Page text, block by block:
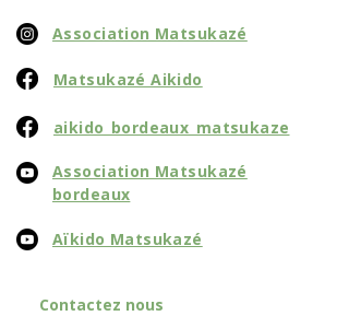
Association Matsukazé
Matsukazé Aikido​
aikido_bordeaux_matsukaze
Association Matsukazé
bordeaux
Aïkido Matsukazé
Contactez nous